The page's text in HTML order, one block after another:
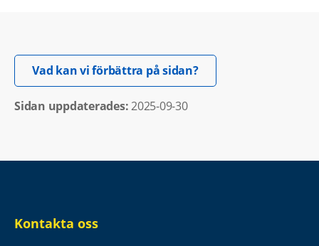
Vad kan vi förbättra på sidan?Öppnas i nytt fönster.
Sidan uppdaterades: 2025-09-30
Kontakta oss